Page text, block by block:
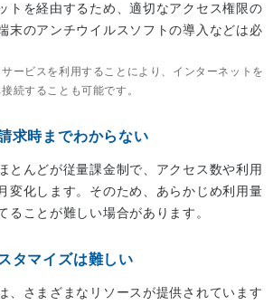
トを経由するため、適切なアクセス権限の
末のアンチウイルスソフトの導入などは必
ービスを利用することにより、インターネットを
続することも可能です。
求時までわからない
とんどが従量課金制で、アクセス数や利用
変化します。そのため、あらかじめ利用量
ることが難しい場合があります。
タマイズは難しい
、さまざまなリソースが提供されています